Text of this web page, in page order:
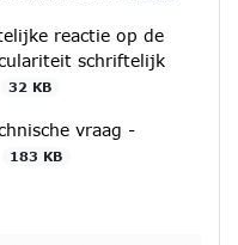
reactie op de
schriftelijk
32 KB
vraag -
183 KB